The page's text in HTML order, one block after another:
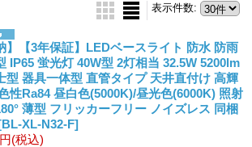
表示件数:
】【3年保証】LEDベースライト 防水 防雨
IP65 蛍光灯 40W型 2灯相当 32.5W 5200lm
型 器具一体型 直管タイプ 天井直付け 高輝
性Ra84 昼白色(5000K)/昼光色(6000K) 照射
薄型 フリッカーフリー ノイズレス 同梱
XL-N32-F]
(税込)